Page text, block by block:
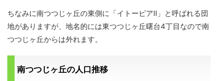
ちなみに南つつじヶ丘の東側に「イトーピアⅡ」と呼ばれる団
地がありますが、地名的には東つつじヶ丘曙台4丁目なので南
つつじヶ丘からは外れます。
南つつじヶ丘の人口推移